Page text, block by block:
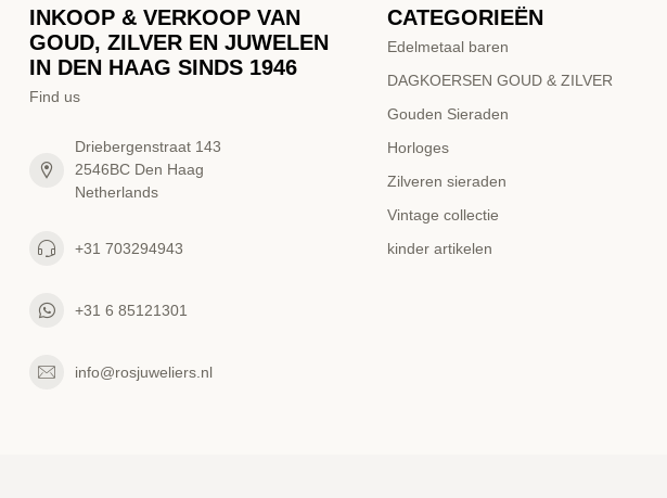
INKOOP & VERKOOP VAN
GOUD, ZILVER EN JUWELEN
IN DEN HAAG SINDS 1946
Find us
Driebergenstraat 143
2546BC Den Haag
Netherlands
+31 703294943
+31 6 85121301
info@rosjuweliers.nl
CATEGORIEËN
Edelmetaal baren
DAGKOERSEN GOUD & ZILVER
Gouden Sieraden
Horloges
Zilveren sieraden
Vintage collectie
kinder artikelen